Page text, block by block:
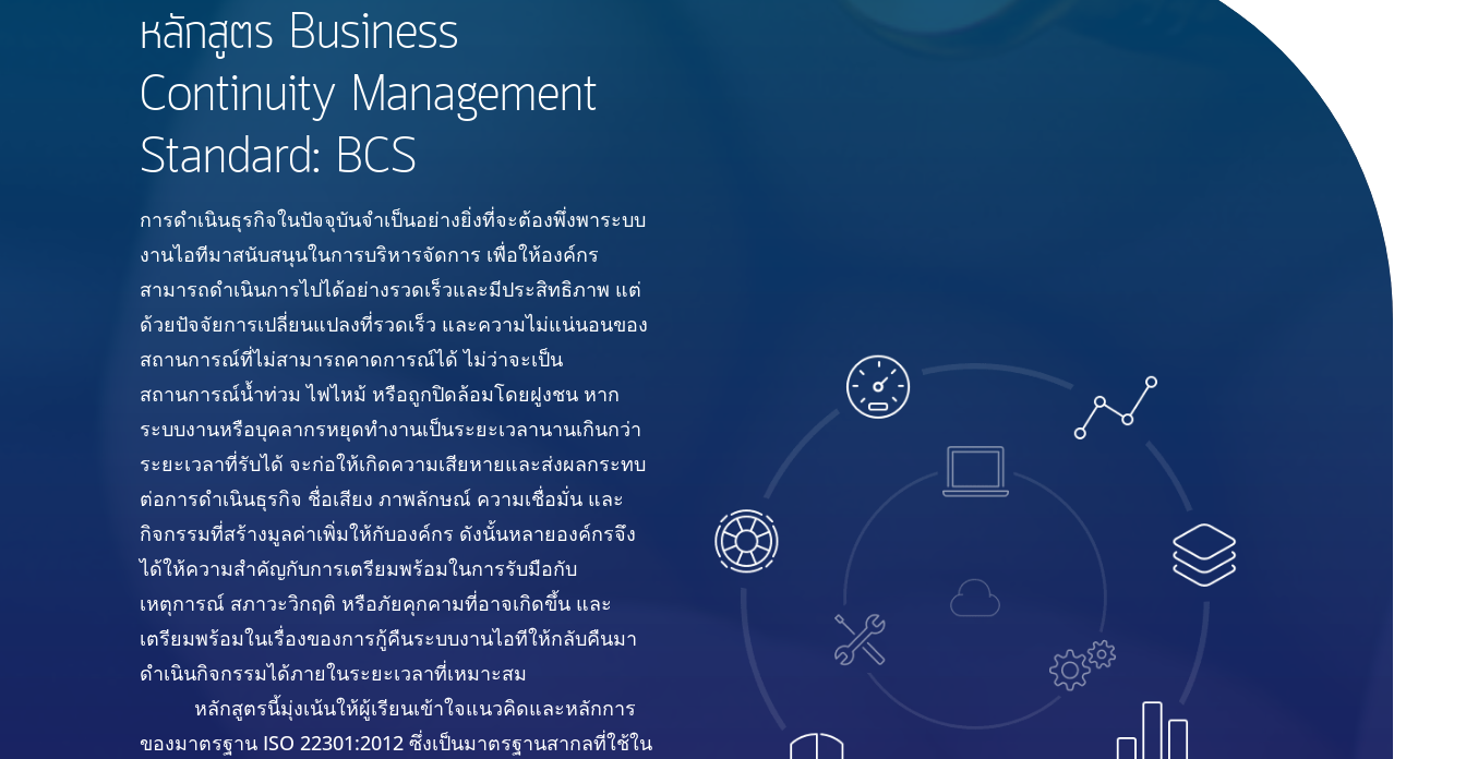
หลักสูตร Business
Continuity Management
Standard: BCS
การดำเนินธุรกิจในปัจจุบันจำเป็นอย่างยิ่งที่จะต้องพึ่งพาระบบ
งานไอทีมาสนับสนุนในการบริหารจัดการ เพื่อให้องค์กร
สามารถดำเนินการไปได้อย่างรวดเร็วและมีประสิทธิภาพ แต่
ด้วยปัจจัยการเปลี่ยนแปลงที่รวดเร็ว และความไม่แน่นอนของ
สถานการณ์ที่ไม่สามารถคาดการณ์ได้ ไม่ว่าจะเป็น
สถานการณ์น้ำท่วม ไฟไหม้ หรือถูกปิดล้อมโดยฝูงชน หาก
ระบบงานหรือบุคลากรหยุดทำงานเป็นระยะเวลานานเกินกว่า
ระยะเวลาที่รับได้ จะก่อให้เกิดความเสียหายและส่งผลกระทบ
ต่อการดำเนินธุรกิจ ชื่อเสียง ภาพลักษณ์ ความเชื่อมั่น และ
กิจกรรมที่สร้างมูลค่าเพิ่มให้กับองค์กร ดังนั้นหลายองค์กรจึง
ได้ให้ความสำคัญกับการเตรียมพร้อมในการรับมือกับ
เหตุการณ์ สภาวะวิกฤติ หรือภัยคุกคามที่อาจเกิดขึ้น และ
เตรียมพร้อมในเรื่องของการกู้คืนระบบงานไอทีให้กลับคืนมา
ดำเนินกิจกรรมได้ภายในระยะเวลาที่เหมาะสม
หลักสูตรนี้มุ่งเน้นให้ผู้เรียนเข้าใจแนวคิดและหลักการ
ของมาตรฐาน ISO 22301:2012 ซึ่งเป็นมาตรฐานสากลที่ใช้ใน